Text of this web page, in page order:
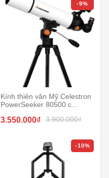
-9%
Kính thiên văn Mỹ Celestron
PowerSeeker 80500 c...
3.550.000₫ 3.900.000₫
-10%